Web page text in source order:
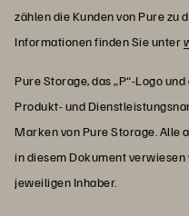
zählen die Kunden von Pure zu
Informationen finden Sie unter
Pure Storage, das „P“-Logo
Produkt- und
Marken von Pure Storage. Alle
in diesem Dokument
jeweiligen Inhaber.